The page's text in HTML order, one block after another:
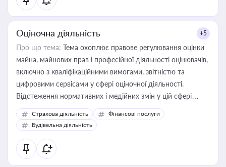
Оціночна діяльність +5
Про що тема: Тема охоплює правове регулювання оцінки
майна, майнових прав і професійної діяльності оцінювачів,
включно з кваліфікаційними вимогами, звітністю та
цифровими сервісами у сфері оціночної діяльності.
Відстеження нормативних і медійних змін у цій сфері
корисне для власника бізнесу, керівника, юриста або
бухгалтера під час оподаткування, приватизації, оренди
державного майна, корпоративних угод і перевірки
статусу суб'єктів оціночної діяльності
Страхова діяльність
Фінансові послуги
Будівельна діяльність